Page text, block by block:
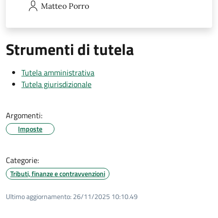
Matteo Porro
Strumenti di tutela
Tutela amministrativa
Tutela giurisdizionale
Argomenti:
Imposte
Categorie:
Tributi, finanze e contravvenzioni
Ultimo aggiornamento: 26/11/2025 10:10.49